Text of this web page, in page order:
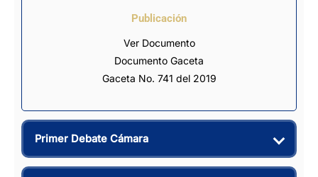
Publicación
Ver Documento
Documento Gaceta
Gaceta No. 741 del 2019
Primer Debate Cámara